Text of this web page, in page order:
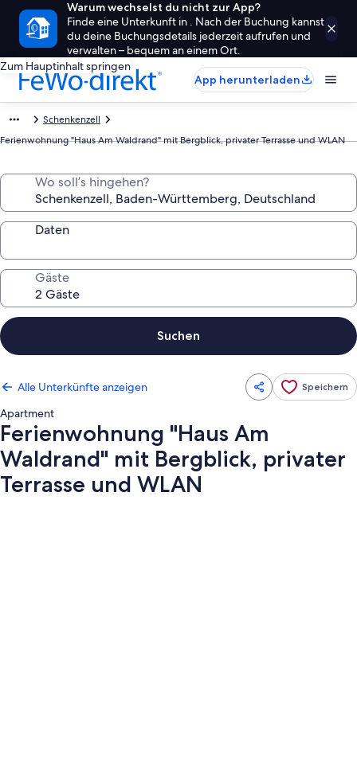
Warum wechselst du nicht zur App?
Finde eine Unterkunft in . Nach der Buchung kannst
du deine Buchungsdetails jederzeit aufrufen und
verwalten – bequem an einem Ort.
Zum Hauptinhalt springen
App herunterladen
Schenkenzell
Ferienwohnung "Haus Am Waldrand" mit Bergblick, privater Terrasse und WLAN
Wo soll’s hingehen?
Daten
Gäste
Suchen
Alle Unterkünfte anzeigen Speichern
Apartment
Ferienwohnung "Haus Am
Waldrand" mit Bergblick, privater
Terrasse und WLAN